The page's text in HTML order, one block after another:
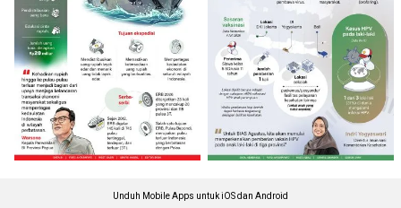
Unduh Mobile Apps untuk iOS dan Android